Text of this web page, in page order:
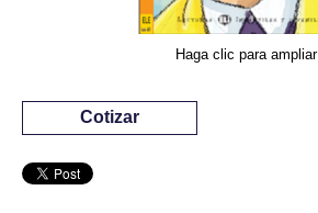
Haga clic para ampliar
Cotizar